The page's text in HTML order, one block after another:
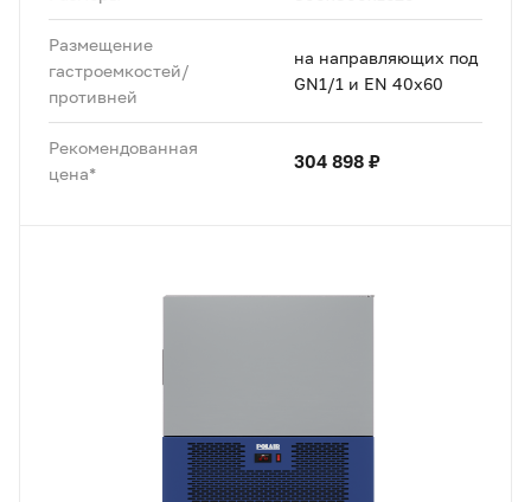
Размещение
гастроемкостей/
противней
на направляющих под
GN1/1 и EN 40x60
Рекомендованная
цена*
304 898 ₽